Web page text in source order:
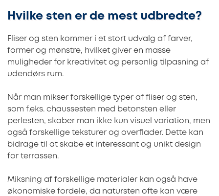
Hvilke sten er de mest udbredte?
Fliser og sten kommer i et stort udvalg af farver,
former og mønstre, hvilket giver en masse
muligheder for kreativitet og personlig tilpasning af
udendørs rum.
Når man mikser forskellige typer af fliser og sten,
som f.eks. chaussesten med betonsten eller
perlesten, skaber man ikke kun visuel variation, men
også forskellige teksturer og overflader. Dette kan
bidrage til at skabe et interessant og unikt design
for terrassen.
Miksning af forskellige materialer kan også have
økonomiske fordele, da natursten ofte kan være